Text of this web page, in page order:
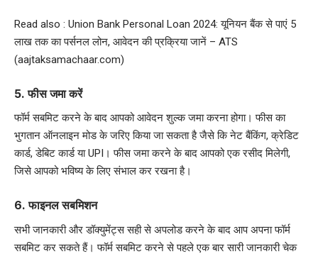
Read also : Union Bank Personal Loan 2024: यूनियन बैंक से पाएं 5
लाख तक का पर्सनल लोन, आवेदन की प्रक्रिया जानें – ATS
(aajtaksamachaar.com)
5. फीस जमा करें
फॉर्म सबमिट करने के बाद आपको आवेदन शुल्क जमा करना होगा। फीस का
भुगतान ऑनलाइन मोड के जरिए किया जा सकता है जैसे कि नेट बैंकिंग, क्रेडिट
कार्ड, डेबिट कार्ड या UPI। फीस जमा करने के बाद आपको एक रसीद मिलेगी,
जिसे आपको भविष्य के लिए संभाल कर रखना है।
6. फाइनल सबमिशन
सभी जानकारी और डॉक्युमेंट्स सही से अपलोड करने के बाद आप अपना फॉर्म
सबमिट कर सकते हैं। फॉर्म सबमिट करने से पहले एक बार सारी जानकारी चेक